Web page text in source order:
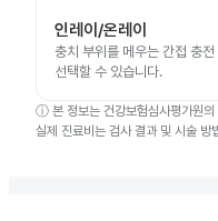
인레이/온레이
충치 부위를 메우는 간접 충
선택할 수 있습니다.
ⓘ 본 정보는 건강보험심사평가원
실제 진료비는 검사 결과 및 시술 방